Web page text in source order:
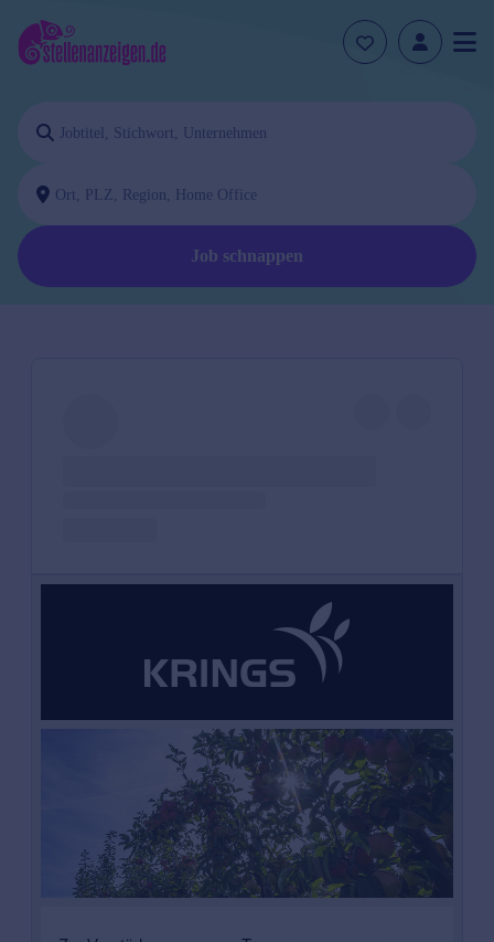
Job schnappen